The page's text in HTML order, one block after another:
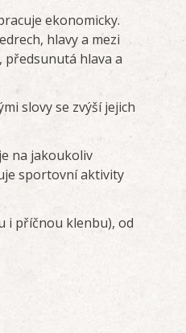
ekonomicky.
hlavy a mezi
hlava a
slovy se zvýší jejich
na jakoukoliv
sportovní aktivity
i příčnou klenbu), od